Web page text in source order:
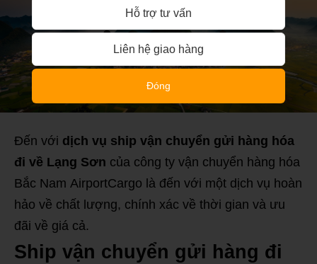
Đến với dịch vụ ship vận chuyển gửi hàng hóa
đi về Lạng Sơn của công ty vận chuyển hàng hóa
Bắc Nam AirportCargo là đến với một dịch vụ hoàn
hảo về chất lượng, chính xác về thời gian và ưu
đãi về giá cả.
Ship vận chuyển gửi hàng đi
Hỗ trợ tư vấn
Liên hệ giao hàng
Đóng